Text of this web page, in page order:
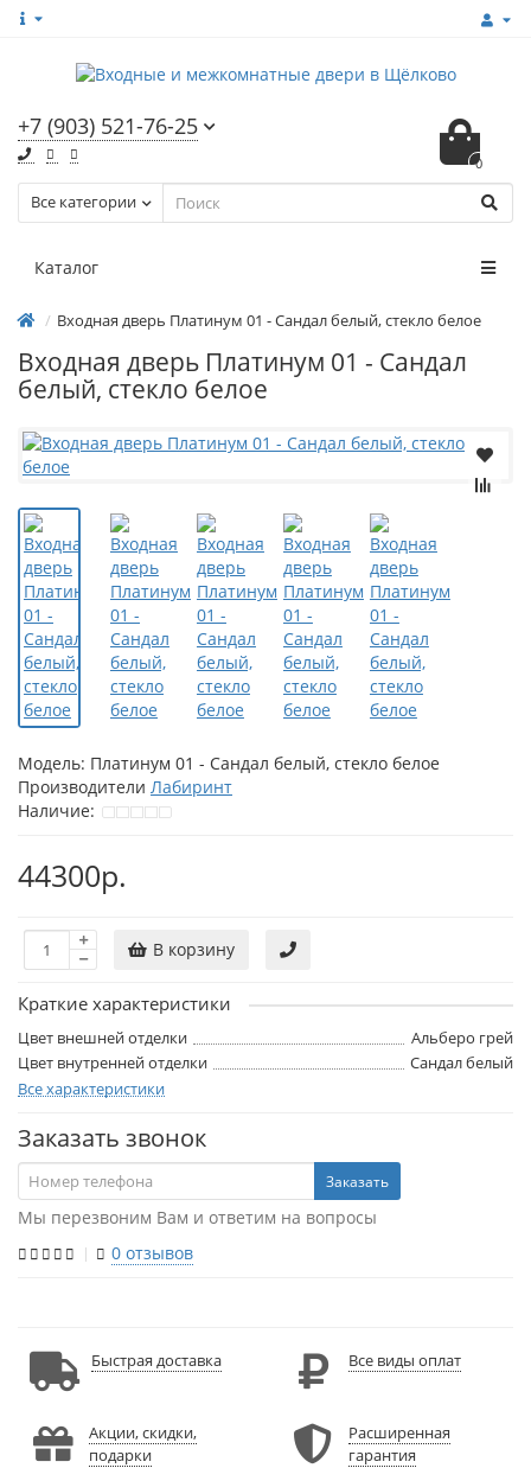
+7 (903) 521-76-25
0
Все категории
Каталог
Входная дверь Платинум 01 - Сандал белый, стекло белое
Входная дверь Платинум 01 - Сандал
белый, стекло белое
Модель: Платинум 01 - Сандал белый, стекло белое
Производители Лабиринт
Наличие:
44300р.
В корзину
Краткие характеристики
Цвет внешней отделки
Альберо грей
Цвет внутренней отделки
Сандал белый
Все характеристики
Заказать звонок
Заказать
Мы перезвоним Вам и ответим на вопросы
0 отзывов
Быстрая доставка Все виды оплат
Акции, скидки,
подарки
Расширенная
гарантия